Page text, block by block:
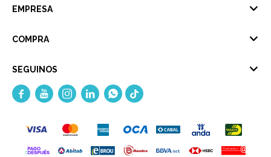
EMPRESA
COMPRA
SEGUINOS
    